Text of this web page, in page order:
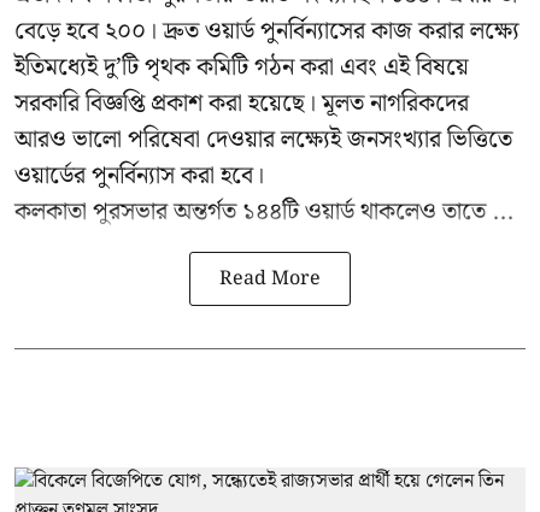
বেড়ে হবে ২০০। দ্রুত ওয়ার্ড পুনর্বিন্যাসের কাজ করার লক্ষ্যে
ইতিমধ্যেই দু’টি পৃথক কমিটি গঠন করা এবং এই বিষয়ে
সরকারি বিজ্ঞপ্তি প্রকাশ করা হয়েছে। মূলত নাগরিকদের
আরও ভালো পরিষেবা দেওয়ার লক্ষ্যেই জনসংখ্যার ভিত্তিতে
ওয়ার্ডের পুনর্বিন্যাস করা হবে।
কলকাতা পুরসভার অন্তর্গত ১৪৪টি ওয়ার্ড থাকলেও তাতে ...
Read More